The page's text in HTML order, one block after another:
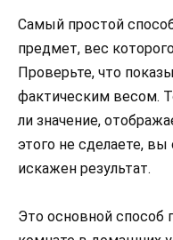
Самый простой
предмет, вес
Проверьте, что
фактическим весом.
ли значение,
этого не сделаете, вы
искажен результат.
Это основной способ